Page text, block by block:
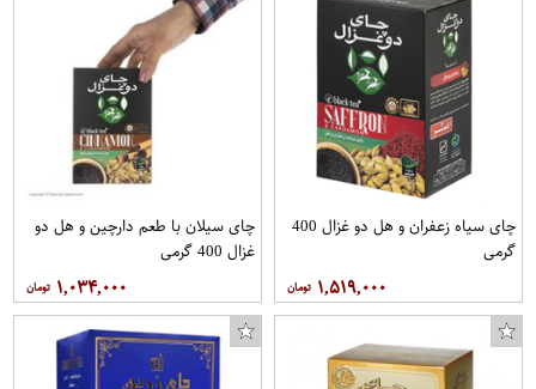
چای سیاه زعفران و هل دو غزال 400
گرمی
۱,۵۱۹,۰۰۰
چای سیلان با طعم دارچین و هل دو
غزال 400 گرمی
۱,۰۳۴,۰۰۰